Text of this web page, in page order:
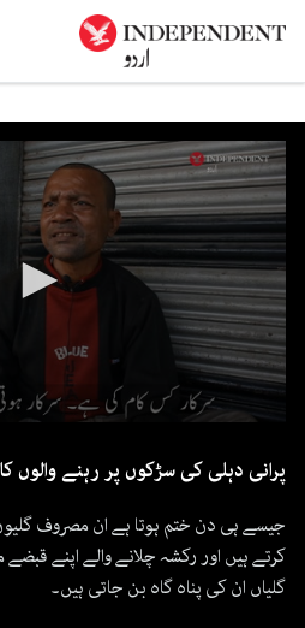
پرانی دہلی کی سڑکوں پر رہنے والوں
جیسے ہی دن ختم ہوتا ہے ان مصروف
کرتے ہیں اور رکشہ چلانے والے اپنے قبضے
گلیاں ان کی پناہ گاہ بن جاتی ہیں۔